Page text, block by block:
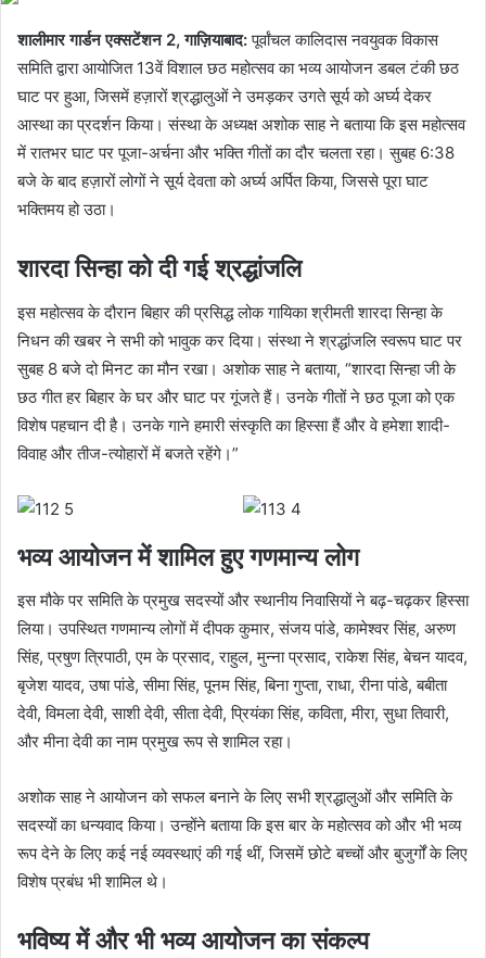
शालीमार गार्डन एक्सटेंशन 2, गाज़ियाबाद:पूर्वांचल कालिदास नवयुवक विकास
समिति द्वारा आयोजित 13वें विशाल छठ महोत्सव का भव्य आयोजन डबल टंकी छठ
घाट पर हुआ, जिसमें हज़ारों श्रद्धालुओं ने उमड़कर उगते सूर्य को अर्घ्य देकर
आस्था का प्रदर्शन किया। संस्था के अध्यक्ष अशोक साह ने बताया कि इस महोत्सव
में रातभर घाट पर पूजा-अर्चना और भक्ति गीतों का दौर चलता रहा। सुबह 6:38
बजे के बाद हज़ारों लोगों ने सूर्य देवता को अर्घ्य अर्पित किया, जिससे पूरा घाट
भक्तिमय हो उठा।
शारदा सिन्हा को दी गई श्रद्धांजलि
इस महोत्सव के दौरान बिहार की प्रसिद्ध लोक गायिका श्रीमती शारदा सिन्हा के
निधन की खबर ने सभी को भावुक कर दिया। संस्था ने श्रद्धांजलि स्वरूप घाट पर
सुबह 8 बजे दो मिनट का मौन रखा। अशोक साह ने बताया, “शारदा सिन्हा जी के
छठ गीत हर बिहार के घर और घाट पर गूंजते हैं। उनके गीतों ने छठ पूजा को एक
विशेष पहचान दी है। उनके गाने हमारी संस्कृति का हिस्सा हैं और वे हमेशा शादी-
विवाह और तीज-त्योहारों में बजते रहेंगे।”
भव्य आयोजन में शामिल हुए गणमान्य लोग
इस मौके पर समिति के प्रमुख सदस्यों और स्थानीय निवासियों ने बढ़-चढ़कर हिस्सा
लिया। उपस्थित गणमान्य लोगों में दीपक कुमार, संजय पांडे, कामेश्वर सिंह, अरुण
सिंह, प्रषुण त्रिपाठी, एम के प्रसाद, राहुल, मुन्ना प्रसाद, राकेश सिंह, बेचन यादव,
बृजेश यादव, उषा पांडे, सीमा सिंह, पूनम सिंह, बिना गुप्ता, राधा, रीना पांडे, बबीता
देवी, विमला देवी, साशी देवी, सीता देवी, प्रियंका सिंह, कविता, मीरा, सुधा तिवारी,
और मीना देवी का नाम प्रमुख रूप से शामिल रहा।
अशोक साह ने आयोजन को सफल बनाने के लिए सभी श्रद्धालुओं और समिति के
सदस्यों का धन्यवाद किया। उन्होंने बताया कि इस बार के महोत्सव को और भी भव्य
रूप देने के लिए कई नई व्यवस्थाएं की गई थीं, जिसमें छोटे बच्चों और बुजुर्गों के लिए
विशेष प्रबंध भी शामिल थे।
भविष्य में और भी भव्य आयोजन का संकल्प